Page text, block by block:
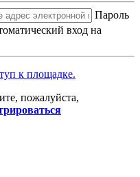
Пароль
вход на
к площадке.
пожалуйста,